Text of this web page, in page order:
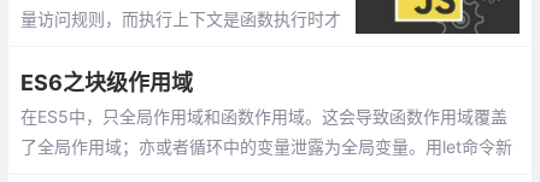
量访问规则，而执行上下文是函数执行时才
域定义了执行上下文中的变量的访问规则，
执行上下文是在这个作用域规则的前提下执
行代码的。
ES6之块级作用域
在ES5中，只全局作用域和函数作用域。这会导致函数作用域覆盖
了全局作用域；亦或者循环中的变量泄露为全局变量。用let命令新